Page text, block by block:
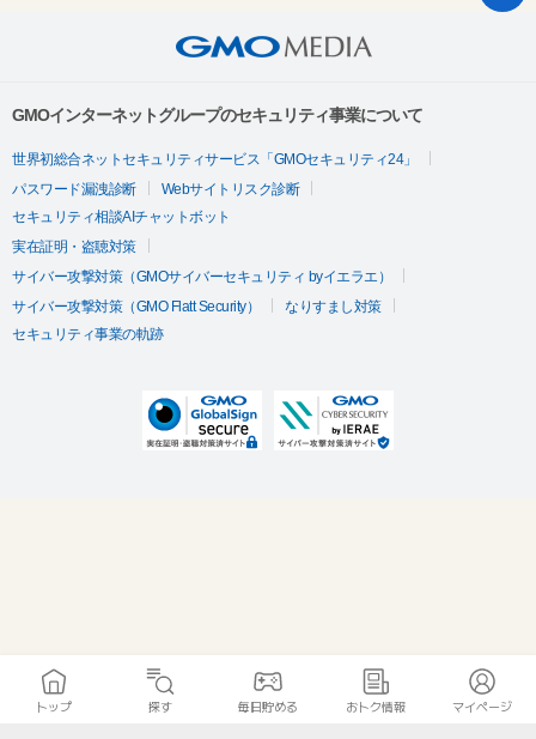
GMOインターネットグループのセキュリティ事業について
世界初総合ネットセキュリティサービス「GMOセキュリティ24」
パスワード漏洩診断
Webサイトリスク診断
セキュリティ相談AIチャットボット
実在証明・盗聴対策
サイバー攻撃対策（GMOサイバーセキュリティ byイエラエ）
サイバー攻撃対策（GMO Flatt Security）
なりすまし対策
セキュリティ事業の軌跡
トップ 探す 毎日貯める おトク情報 マイページ